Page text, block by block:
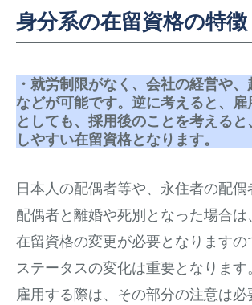
身分系の在留資格の特徴
・就労制限がなく、会社の経営や
などが可能です。逆に考えると、
としても、採用後のことを考える
しやすい在留資格となります。
日本人の配偶者等や、永住者の配偶
配偶者と離婚や死別となった場合は、
在留資格の変更が必要となりますの
ステータスの変化は重要となります。
雇用する際は、その部分の注意は必